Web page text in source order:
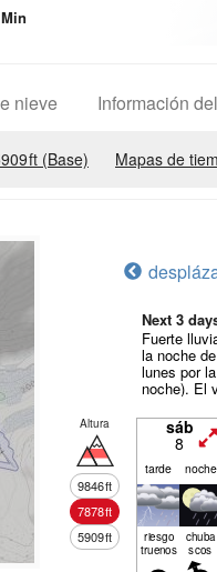
Min
nieve Información
ft (Base) Mapas de
Next 3
Fuerte
la noche
lunes por
noche). El
Altura
9846ft
7878ft
5909ft
sáb
8
tarde noche
riesgo
truenos
chuba
scos